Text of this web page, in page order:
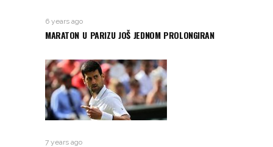
6 years ago
MARATON U PARIZU JOŠ JEDNOM PROLONGIRAN
7 years ago